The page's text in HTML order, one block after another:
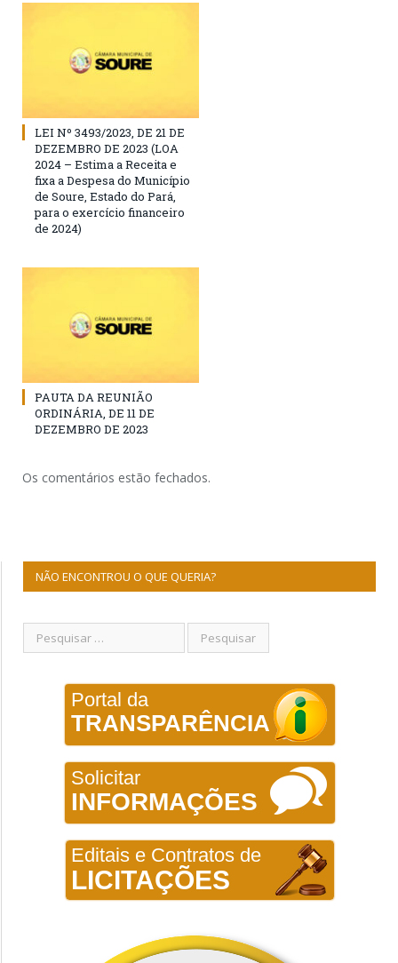
LEI Nº 3493/2023, DE 21 DE
DEZEMBRO DE 2023 (LOA
2024 – Estima a Receita e
fixa a Despesa do Município
de Soure, Estado do Pará,
para o exercício financeiro
de 2024)
PAUTA DA REUNIÃO
ORDINÁRIA, DE 11 DE
DEZEMBRO DE 2023
Os comentários estão fechados.
NÃO ENCONTROU O QUE QUERIA?
Portal da
TRANSPARÊNCIA
Solicitar
INFORMAÇÕES
Editais e Contratos de
LICITAÇÕES